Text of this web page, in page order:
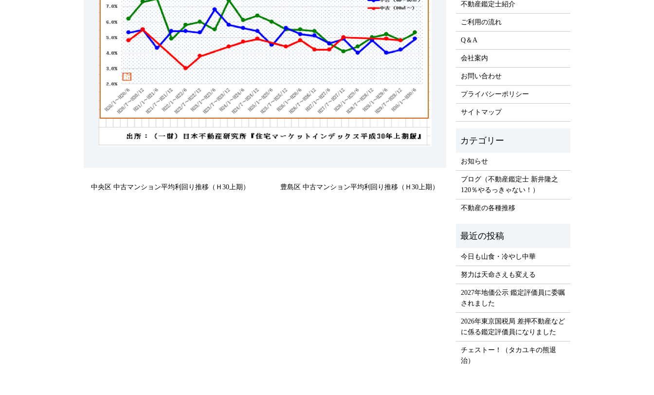
中央区 中古マンション平均利回り推移（Ｈ30上期） 豊島区 中古マンション平均利回り推移（Ｈ30上期）
不動産鑑定士紹介
ご利用の流れ
Q＆A
会社案内
お問い合わせ
プライバシーポリシー
サイトマップ
お知らせ
ブログ（不動産鑑定士 新井隆之
120％やるっきゃない！）
不動産の各種推移
今日も山食・冷やし中華
努力は天命さえも変える
2027年地価公示 鑑定評価員に委嘱
されました
2026年東京国税局 差押不動産など
に係る鑑定評価員になりました
チェストー！（タカユキの熊退
治）